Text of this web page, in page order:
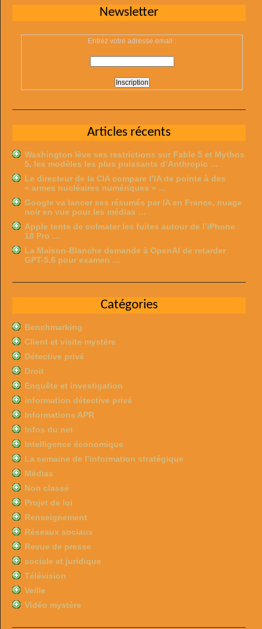
Newsletter
Entrez votre adresse email :
Articles récents
Washington lève ses restrictions sur Fable 5 et Mythos
5, les modèles les plus puissants d’Anthropic …
Le directeur de la CIA compare l’IA de pointe à des
« armes nucléaires numériques » …
Google va lancer ses résumés par IA en France, nuage
noir en vue pour les médias …
Apple tente de colmater les fuites autour de l’iPhone
18 Pro …
La Maison-Blanche demande à OpenAI de retarder
GPT-5.6 pour examen …
Catégories
Benchmarking
Client et visite mystère
Détective privé
Droit
Enquête et investigation
information détective privé
Informations APR
Infos du net
Intelligence économique
La semaine de l’information stratégique
Médias
Non classé
Projet de loi
Renseignement
Réseaux sociaux
Revue de presse
sociale et juridique
Télévision
Veille
Vidéo mystère